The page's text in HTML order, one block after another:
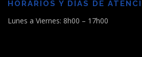
HORARIOS Y DÍAS DE
Lunes a Viernes: 8h00 – 17h00